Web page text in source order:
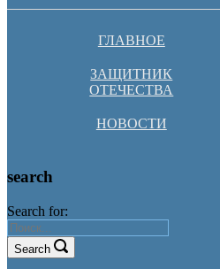
ГЛАВНОЕ
ЗАЩИТНИК
ОТЕЧЕСТВА
НОВОСТИ
search
Search for:
Search